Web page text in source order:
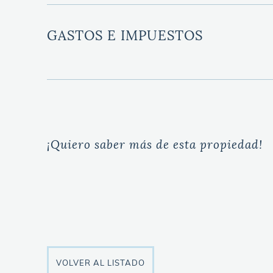
GASTOS E IMPUESTOS
¡Quiero saber más de esta propiedad!
VOLVER AL LISTADO